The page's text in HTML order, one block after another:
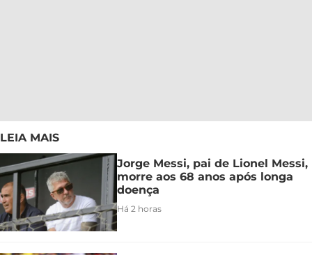
LEIA MAIS
Jorge Messi, pai de Lionel Messi,
morre aos 68 anos após longa
doença
Há 2 horas